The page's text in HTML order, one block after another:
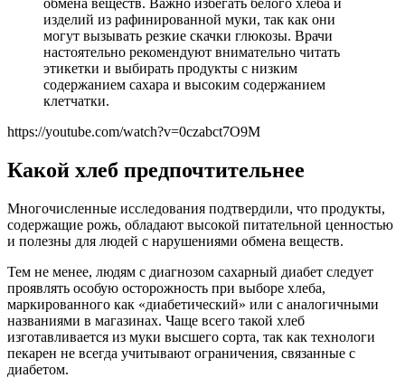
изделий из рафинированной муки, так как они
могут вызывать резкие скачки глюкозы. Врачи
настоятельно рекомендуют внимательно читать
этикетки и выбирать продукты с низким
содержанием сахара и высоким содержанием
клетчатки.
https://youtube.com/watch?v=0czabct7O9M
Какой хлеб предпочтительнее
Многочисленные исследования подтвердили, что продукты,
содержащие рожь, обладают высокой питательной ценностью
и полезны для людей с нарушениями обмена веществ.
Тем не менее, людям с диагнозом сахарный диабет следует
проявлять особую осторожность при выборе хлеба,
маркированного как «диабетический» или с аналогичными
названиями в магазинах. Чаще всего такой хлеб
изготавливается из муки высшего сорта, так как технологи
пекарен не всегда учитывают ограничения, связанные с
диабетом.